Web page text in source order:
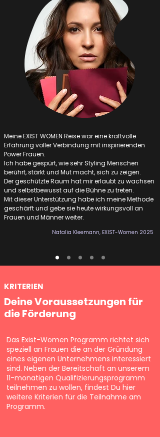
Meine EXIST WOMEN Reise war eine kraftvolle
Erfahrung voller Verbindung mit inspirierenden
Power Frauen.
Ich habe gespürt, wie sehr Styling Menschen
berührt, stärkt und Mut macht, sich zu zeigen.
Der geschützte Raum hat mir erlaubt zu wachsen
und selbstbewusst auf die Bühne zu treten.
Mit dieser Unterstützung habe ich meine Methode
geschärft und gebe sie heute wirkungsvoll an
Frauen und Männer weiter.
Natalia Kleemann, EXIST-Women 2025
KRITERIEN
Deine Voraussetzungen für
die Förderung
Das Exist-Women Programm richtet sich
speziell an Frauen die an der Gründung
eines eigenen Unternehmens interessiert
sind. Neben der Bereitschaft an unserem
11-monatigen Qualifizierungsprogramm
teilnehmen zu wollen, findest Du hier
weitere Kriterien für die Teilnahme am
Programm.